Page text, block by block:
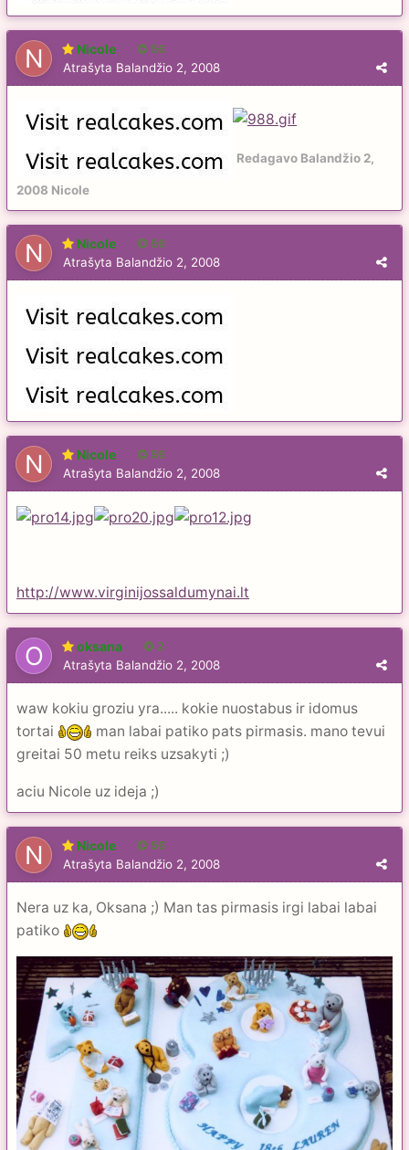
Nicole 56
Atrašyta Balandžio 2, 2008
Redagavo Balandžio 2,
2008 Nicole
Nicole 56
Atrašyta Balandžio 2, 2008
Nicole 56
Atrašyta Balandžio 2, 2008
http://www.virginijossaldumynai.lt
oksana 2
Atrašyta Balandžio 2, 2008
waw kokiu groziu yra..... kokie nuostabus ir idomus
tortai
man labai patiko pats pirmasis. mano tevui
greitai 50 metu reiks uzsakyti ;)
aciu Nicole uz ideja ;)
Nicole 56
Atrašyta Balandžio 2, 2008
Nera uz ka, Oksana ;) Man tas pirmasis irgi labai labai
patiko